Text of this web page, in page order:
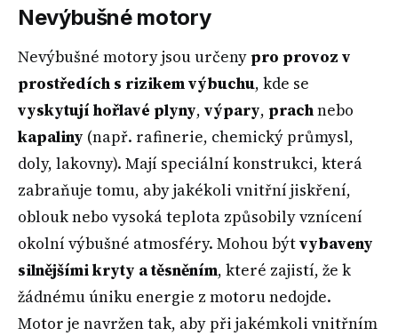
Nevýbušné motory
Nevýbušné motory jsou určenypro provoz v
prostředích s rizikem výbuchu, kde se
vyskytují hořlavé plyny, výpary, prachnebo
kapaliny (např. rafinerie, chemický průmysl,
doly, lakovny). Mají speciální konstrukci, která
zabraňuje tomu, aby jakékoli vnitřní jiskření,
oblouk nebo vysoká teplota způsobily vznícení
okolní výbušné atmosféry. Mohou býtvybaveny
silnějšími kryty a těsněním, které zajistí, že k
žádnému úniku energie z motoru nedojde.
Motor je navržen tak, aby při jakémkoli vnitřním